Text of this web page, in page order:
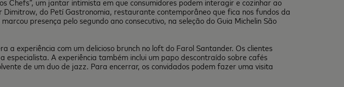
do Petí Gastronomia, restaurante contemporâneo que fica nos fundos da
presença pelo segundo ano consecutivo, na seleção do Guia Michelin São
experiência com um delicioso brunch no loft do Farol Santander. Os clientes
A experiência também inclui um papo descontraído sobre cafés
de um duo de jazz. Para encerrar, os convidados podem fazer uma visita